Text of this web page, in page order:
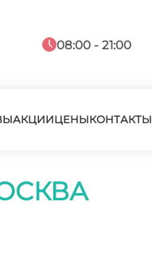
08:00 - 21:00
АКЦИИЦЕНЫКОНТАКТЫ